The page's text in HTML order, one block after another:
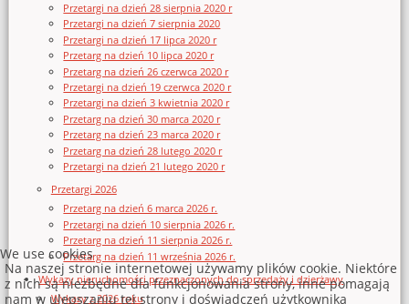
Przetargi na dzień 28 sierpnia 2020 r
Przetargi na dzień 7 sierpnia 2020
Przetargi na dzień 17 lipca 2020 r
Przetarg na dzień 10 lipca 2020 r
Przetarg na dzień 26 czerwca 2020 r
Przetargi na dzień 19 czerwca 2020 r
Przetargi na dzień 3 kwietnia 2020 r
Przetarg na dzień 30 marca 2020 r
Przetarg na dzień 23 marca 2020 r
Przetarg na dzień 28 lutego 2020 r
Przetargi na dzień 21 lutego 2020 r
Przetargi 2026
Przetarg na dzień 6 marca 2026 r.
Przetargi na dzień 10 sierpnia 2026 r.
Przetarg na dzień 11 sierpnia 2026 r.
Przetarg na dzień 11 września 2026 r.
Wykazy nieruchomości przeznaczonych do sprzedaży i dzierżawy
Wykazy z 2026 roku
We use cookies
Na naszej stronie internetowej używamy plików cookie. Niektóre
z nich są niezbędne dla funkcjonowania strony, inne pomagają
nam w ulepszaniu tej strony i doświadczeń użytkownika